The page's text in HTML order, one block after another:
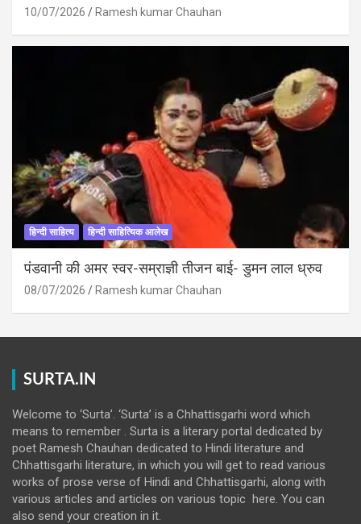
10/07/2026 Ramesh kumar Chauhan
हिन्दी साहित्य हिन्दी साहित्यिक आलेख
पंडवानी की अमर स्वर-सम्राज्ञी तीजन बाई- डुमन लाल ध्रुव
08/07/2026 Ramesh kumar Chauhan
SURTA.IN
Welcome to ‘Surta’. ‘Surta’ is a Chhattisgarhi word which
means to remember . Surta is a literary portal dedicated by
poet Ramesh Chauhan dedicated to Hindi literature and
Chhattisgarhi literature, in which you will get to read various
works of prose verse of Hindi and Chhattisgarhi, along with
various articles and articles on various topic here. You can
also send your creation in it.